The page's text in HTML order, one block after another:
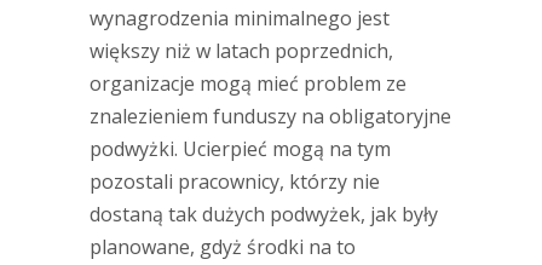
wynagrodzenia minimalnego jest
większy niż w latach poprzednich,
organizacje mogą mieć problem ze
znalezieniem funduszy na obligatoryjne
podwyżki. Ucierpieć mogą na tym
pozostali pracownicy, którzy nie
dostaną tak dużych podwyżek, jak były
planowane, gdyż środki na to